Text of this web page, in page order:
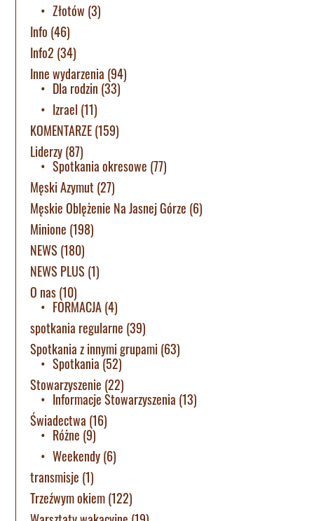
Złotów (3)
Info (46)
Info2 (34)
Inne wydarzenia (94)
Dla rodzin (33)
Izrael (11)
KOMENTARZE(159)
Liderzy(87)
Spotkania okresowe (77)
Męski Azymut (27)
Męskie Oblężenie Na Jasnej Górze (6)
Minione (198)
NEWS (180)
NEWS PLUS (1)
O nas(10)
FORMACJA(4)
spotkania regularne (39)
Spotkania z innymi grupami (63)
Spotkania (52)
Stowarzyszenie (22)
Informacje Stowarzyszenia (13)
Świadectwa (16)
Różne (9)
Weekendy(6)
transmisje (1)
Trzeźwym okiem(122)